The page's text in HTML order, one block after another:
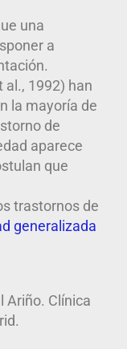
una
a
al., 1992) han
la mayoría de
de
aparece
que
trastornos de
generalizada
Ariño. Clínica